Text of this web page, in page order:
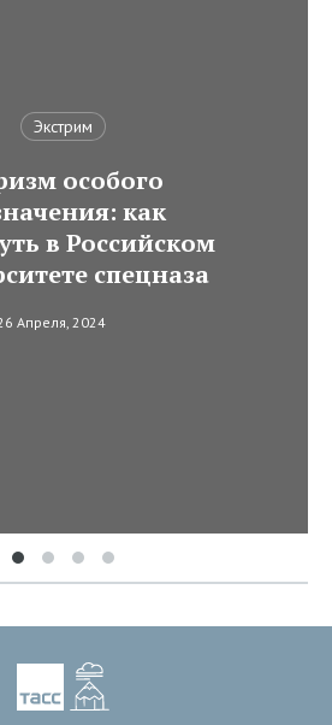
Экстрим
особого
как
в Российском
спецназа
Апреля, 2024